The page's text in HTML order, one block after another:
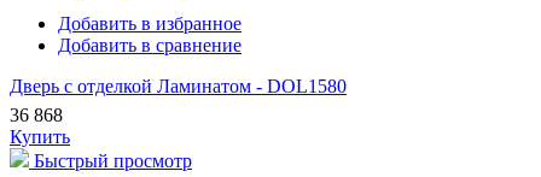
Добавить в избранное
Добавить в сравнение
Дверь с отделкой Ламинатом - DOL1580
36 868
Купить
Быстрый просмотр